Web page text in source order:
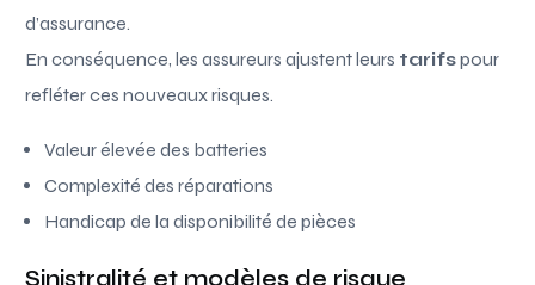
d’assurance.
En conséquence, les assureurs ajustent leurs tarifspour
refléter ces nouveaux risques.
Valeur élevée des batteries
Complexité des réparations
Handicap de la disponibilité de pièces
Sinistralité et modèles de risque